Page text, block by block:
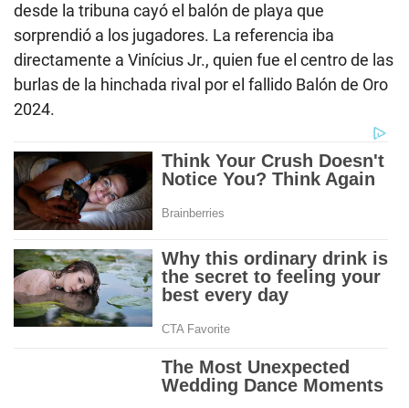
desde la tribuna cayó el balón de playa que
sorprendió a los jugadores. La referencia iba
directamente a Vinícius Jr., quien fue el centro de las
burlas de la hinchada rival por el fallido Balón de Oro
2024.